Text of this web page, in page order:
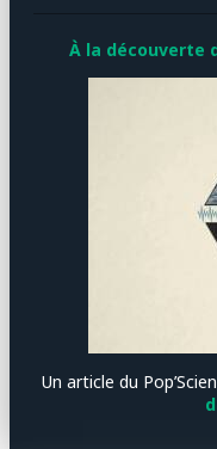
Àla découverte
Un article du